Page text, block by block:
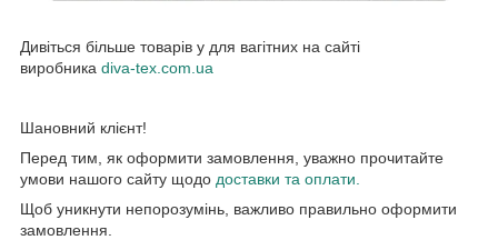
Дивіться більше товарів у для вагітних на сайті
виробника diva-tex.com.ua
Шановний клієнт!
Перед тим, як оформити замовлення, уважно прочитайте
умови нашого сайту щодо доставки та оплати.
Щоб уникнути непорозумінь, важливо правильно оформити
замовлення.